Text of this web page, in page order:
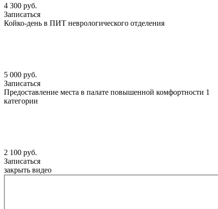
4 300 руб.
Записаться
Койко-день в ПИТ неврологического отделения
5 000 руб.
Записаться
Предоставление места в палате повышенной комфортности 1
категории
2 100 руб.
Записаться
закрыть видео